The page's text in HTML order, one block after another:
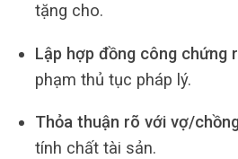
tặng cho.
Lập hợp đồng công chứng
phạm thủ tục pháp lý.
Thỏa thuận rõ với vợ/
tính chất tài sản.